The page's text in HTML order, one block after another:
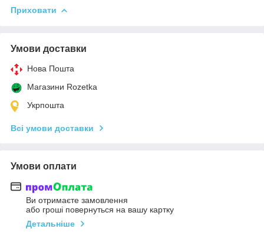
Приховати
Умови доставки
Нова Пошта
Магазини Rozetka
Укрпошта
Всі умови доставки
Умови оплати
Ви отримаєте замовлення
або гроші повернуться на вашу картку
Детальніше